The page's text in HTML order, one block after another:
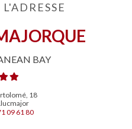
BAY
18
09 61 80